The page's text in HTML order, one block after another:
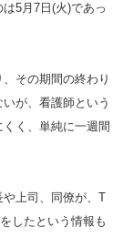
5月7日(火)であっ
その期間の終わり
が、看護師という
く、単純に一週間
上司、同僚が、T
したという情報も